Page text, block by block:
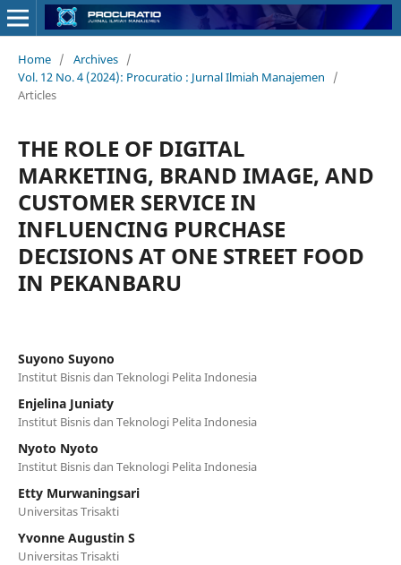
Home / Archives /
Vol. 12 No. 4 (2024): Procuratio : Jurnal Ilmiah Manajemen
/
Articles
THE ROLE OF DIGITAL
MARKETING, BRAND IMAGE, AND
CUSTOMER SERVICE IN
INFLUENCING PURCHASE
DECISIONS AT ONE STREET FOOD
IN PEKANBARU
Suyono Suyono
Institut Bisnis dan Teknologi Pelita Indonesia
Enjelina Juniaty
Institut Bisnis dan Teknologi Pelita Indonesia
Nyoto Nyoto
Institut Bisnis dan Teknologi Pelita Indonesia
Etty Murwaningsari
Universitas Trisakti
Yvonne Augustin S
Universitas Trisakti